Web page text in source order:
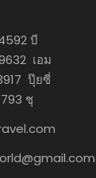
บี
เอม
ปุ๊ยซี่
ชุ